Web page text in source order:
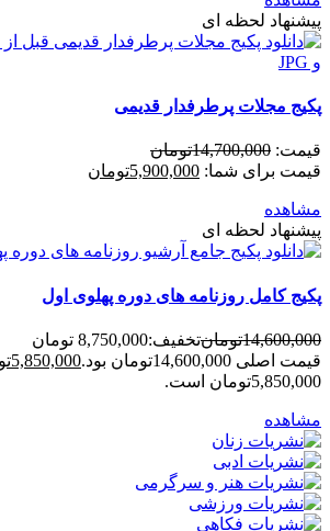
پیشنهاد لحظه ای
پکیج مجلات پرطرفدار قدیمی
قیمت: 14,700,000تومان
قیمت برای شما: 5,900,000تومان
مشاهده
پیشنهاد لحظه ای
پکیج کامل روزنامه های دوره پهلوی اول
14,600,000تومانتخفیف:8,750,000 تومان
قیمت اصلی 14,600,000تومان بود.
5,850,000
5,850,000تومان است.
مشاهده